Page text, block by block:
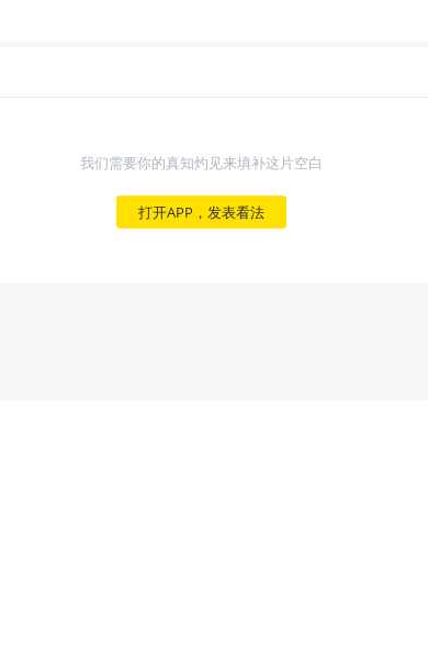
我们需要你的真知灼见来填补这片空白
打开APP，发表看法